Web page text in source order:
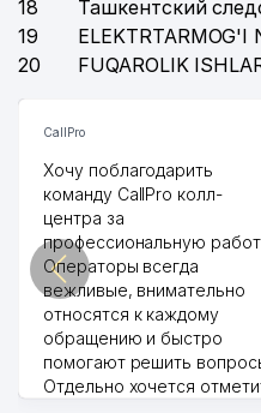
18
Ташкентский
19
ELEKTRTARMOG'I
20
FUQAROLIK
CallPro
Хочу поблагодарить
команду CallPro колл-
центра за
профессиональную
Операторы всегда
вежливые, внимательно
относятся к каждому
обращению и быстро
помогают решить
Отдельно хочется